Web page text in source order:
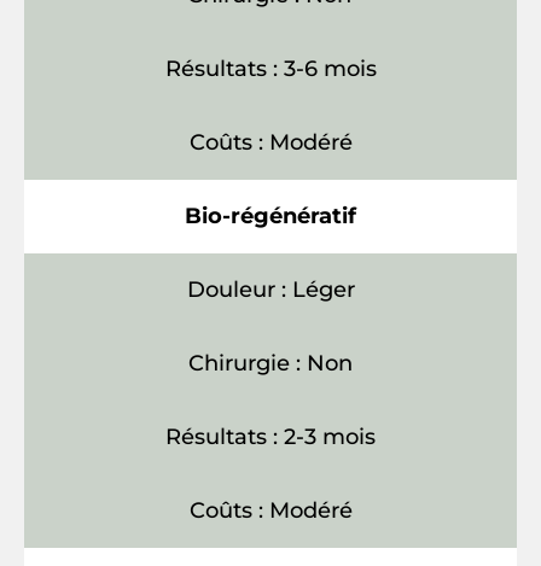
Résultats : 3-6 mois
Coûts : Modéré
Bio-régénératif
Douleur : Léger
Chirurgie : Non
Résultats : 2-3 mois
Coûts : Modéré